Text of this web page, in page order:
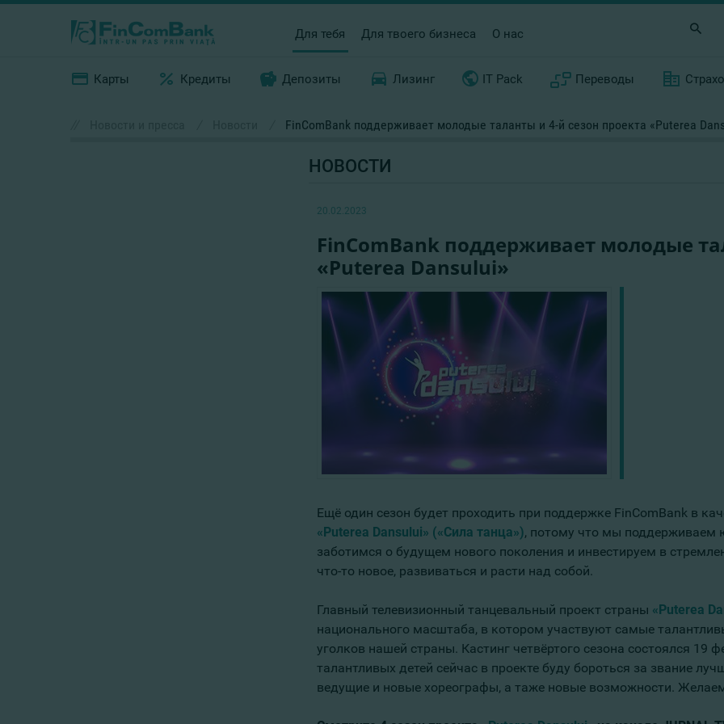
Для тебя Для твоего бизнеса О нас
Карты Кредиты Депозиты Лизинг IT Pack Переводы
FinComBank поддерживает молодые таланты и 4-й сезон проекта «Puterea
НОВОСТИ
20.02.2023
FinComBank поддерживает молодые
«Puterea Dansului»
Ещё один сезон будет проходить при поддержке FinComBank в
«Puterea Dansului» («Сила танца»), потому что мы поддерживаем
заботимся о будущем нового поколения и инвестируем в
что-то новое, развиваться и расти над собой.
Главный телевизионный танцевальный проект страны «Puterea
национального масштаба, в котором участвуют самые
уголков нашей страны. Кастинг четвёртого сезона состоялся 19
талантливых детей сейчас в проекте буду бороться за звание
ведущие и новые хореографы, а таже новые возможности.